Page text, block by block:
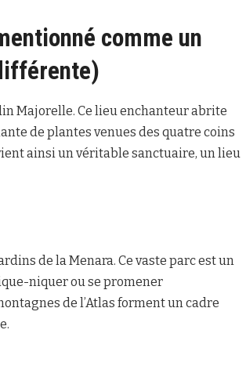
comme un
Majorelle. Ce lieu enchanteur abrite
de plantes venues des quatre coins
ainsi un véritable sanctuaire, un lieu
de la Menara. Ce vaste parc est un
niquer ou se promener
de l’Atlas forment un cadre